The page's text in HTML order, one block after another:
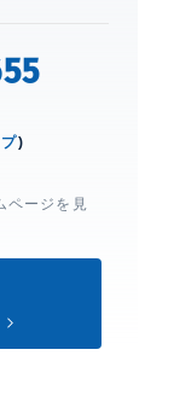
)
ページを見